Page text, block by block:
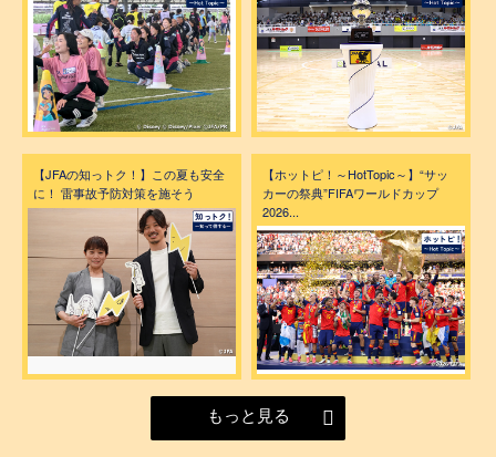
【JFAの知っトク！】この夏も安全
に！ 雷事故予防対策を施そう
【ホットピ！～HotTopic～】“サッ
カーの祭典”FIFAワールドカップ
2026...
もっと見る